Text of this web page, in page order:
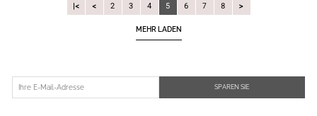
MEHR LADEN
2 3 4 5 6 7 8
SPAREN SIE